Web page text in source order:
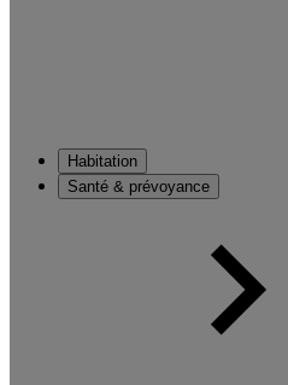
Habitation
Santé & prévoyance